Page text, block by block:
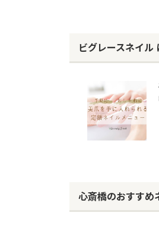
ビグレースネイル
心斎橋のおすすめ